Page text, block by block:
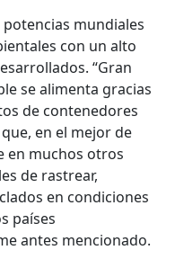
potencias mundiales
con un alto
“Gran
se alimenta gracias
de contenedores
en el mejor de
en muchos otros
de rastrear,
en condiciones
países
antes mencionado.